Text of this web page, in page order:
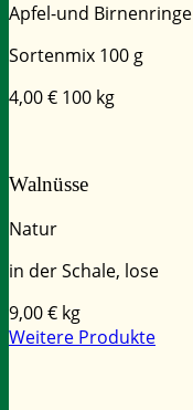
Apfel-und Birnenringe
Sortenmix 100 g
4,00€ 100 kg
Walnüsse
Natur
in der Schale, lose
9,00€ kg
Weitere Produkte